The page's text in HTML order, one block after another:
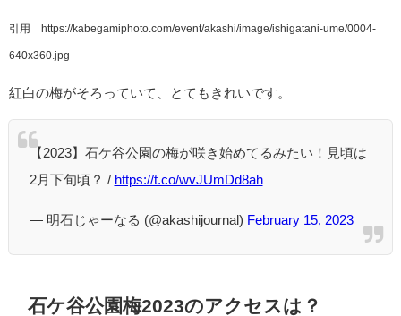
引用 https://kabegamiphoto.com/event/akashi/image/ishigatani-ume/0004-
640x360.jpg
紅白の梅がそろっていて、とてもきれいです。
【2023】石ケ谷公園の梅が咲き始めてるみたい！見頃は
2月下旬頃？ / https://t.co/wvJUmDd8ah
— 明石じゃーなる (@akashijournal) February 15, 2023
石ケ谷公園梅2023のアクセスは？